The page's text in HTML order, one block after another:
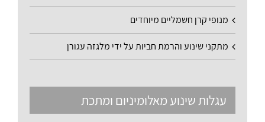
מנופי קרן חשמליים מיוחדים
מתקני שינוע והרמת חביות על ידי מלגזה עגורן
עגלות שינוע מאלומיניום ומתכת